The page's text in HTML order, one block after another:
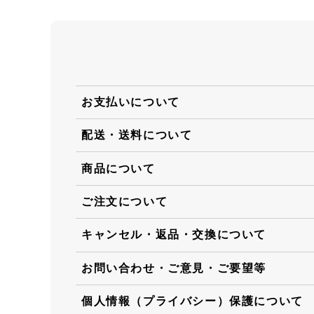
お支払いについて
配送・送料について
商品について
ご注文について
キャンセル・返品・交換について
お問い合わせ・ご意見・ご要望等
個人情報（プライバシー）保護について